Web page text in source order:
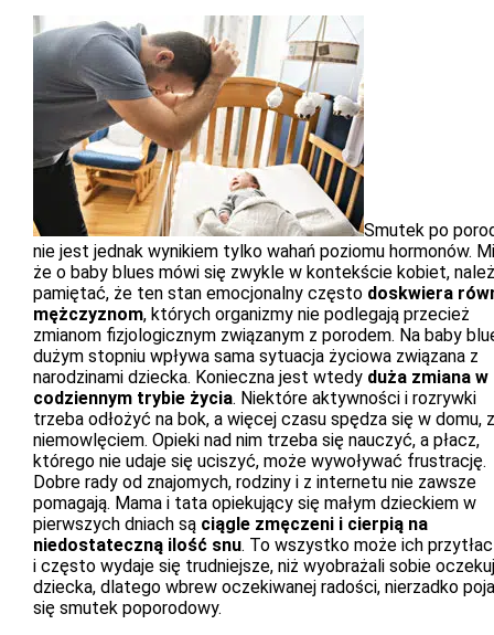
Smutek po
nie jest jednak wynikiem tylko wahań poziomu hormonów.
że o baby blues mówi się zwykle w kontekście kobiet,
pamiętać, że ten stan emocjonalny często doskwiera
mężczyznom, których organizmy nie podlegają przecież
zmianom fizjologicznym związanym z porodem. Na baby
dużym stopniu wpływa sama sytuacja życiowa związana z
narodzinami dziecka. Konieczna jest wtedy duża zmiana w
codziennym trybie życia. Niektóre aktywności i rozrywki
trzeba odłożyć na bok, a więcej czasu spędza się w domu, z
niemowlęciem. Opieki nad nim trzeba się nauczyć, a płacz,
którego nie udaje się uciszyć, może wywoływać frustrację.
Dobre rady od znajomych, rodziny i z internetu nie zawsze
pomagają. Mama i tata opiekujący się małym dzieckiem w
pierwszych dniach są ciągle zmęczeni i cierpią na
niedostateczną ilość snu. To wszystko może ich
i często wydaje się trudniejsze, niż wyobrażali sobie
dziecka, dlatego wbrew oczekiwanej radości, nierzadko
się smutek poporodowy.